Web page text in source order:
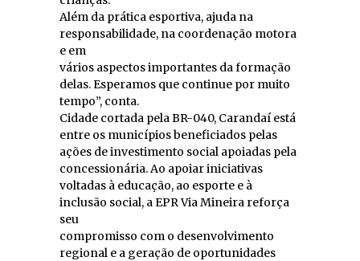
Além da prática esportiva, ajuda na
responsabilidade, na coordenação motora
e em
vários aspectos importantes da formação
delas. Esperamos que continue por muito
tempo”, conta.
Cidade cortada pela BR-040, Carandaí está
entre os municípios beneficiados pelas
ações de investimento social apoiadas pela
concessionária. Ao apoiar iniciativas
voltadas à educação, ao esporte e à
inclusão social, a EPR Via Mineira reforça
seu
compromisso com o desenvolvimento
regional e a geração de oportunidades